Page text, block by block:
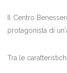
Il Centro
protagonista di
Tra le